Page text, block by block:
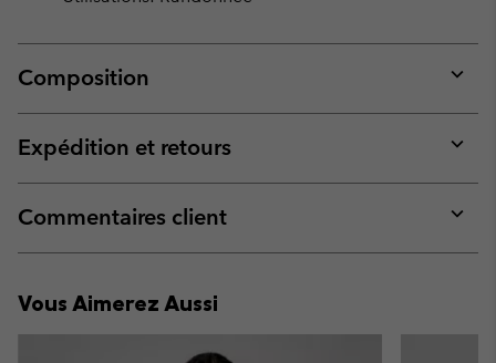
Composition
or
Expédition et retours
or
Commentaires client
or
Vous Aimerez Aussi